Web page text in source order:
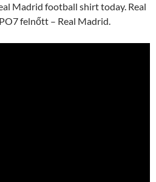
Madrid football shirt today. Real
felnőtt – Real Madrid.